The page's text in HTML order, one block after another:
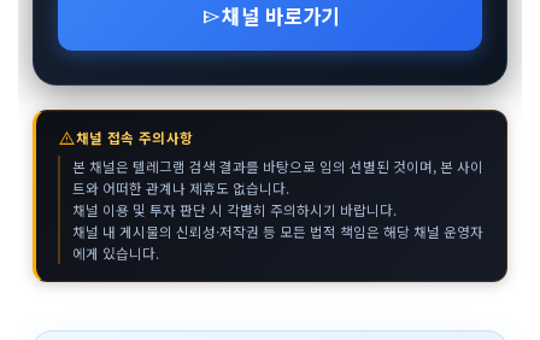
send채널 바로가기
warning채널 접속 주의사항
본 채널은 텔레그램 검색 결과를 바탕으로 임의 선별된 것이며, 본 사이
트와 어떠한 관계나 제휴도 없습니다.
채널 이용 및 투자 판단 시 각별히 주의하시기 바랍니다.
채널 내 게시물의 신뢰성·저작권 등 모든 법적 책임은 해당 채널 운영자
에게 있습니다.